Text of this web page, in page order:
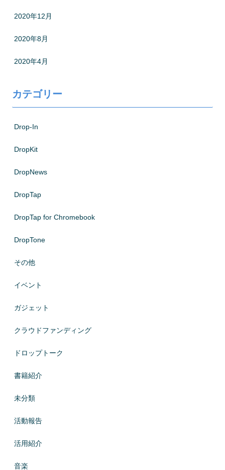
2020年12月
2020年8月
2020年4月
カテゴリー
Drop-In
DropKit
DropNews
DropTap
DropTap for Chromebook
DropTone
その他
イベント
ガジェット
クラウドファンディング
ドロップトーク
書籍紹介
未分類
活動報告
活用紹介
音楽